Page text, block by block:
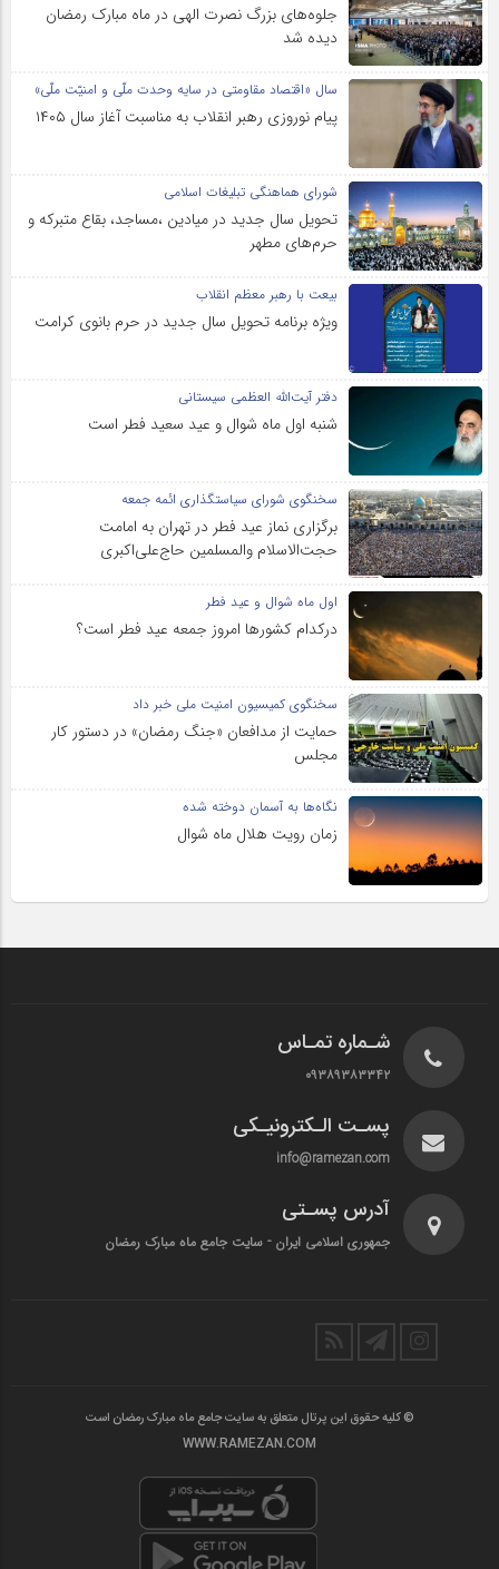
جلوه‌های بزرگ نصرت الهی در ماه مبارک رمضان
دیده شد
سال «اقتصاد مقاومتی در سایه وحدت ملّی و امنیّت ملّی»
پیام نوروزی رهبر انقلاب به مناسبت آغاز سال ۱۴۰۵
شورای هماهنگی تبلیغات اسلامی
تحویل سال‌ جدید در میادین ،مساجد، بقاع متبرکه‌ و
حرم‌های‌ مطهر
بیعت با رهبر معظم انقلاب
ویژه برنامه تحویل سال جدید در حرم بانوی کرامت
دفتر آیت‌الله العظمی سیستانی
شنبه اول ماه شوال و عید سعید فطر است
سخنگوی شورای سیاستگذاری ائمه جمعه
برگزاری نماز عید فطر در تهران به امامت
حجت‌الاسلام والمسلمین حاج‌علی‌اکبری
اول ماه شوال و عید فطر
درکدام کشورها امروز جمعه عید فطر است؟
سخنگوی کمیسیون امنیت ملی خبر داد
حمایت از مدافعان «جنگ رمضان» در دستور کار
مجلس
نگاه‌ها به آسمان دوخته شده
زمان رویت هلال ماه شوال
شـماره تمـاس
۰۹۳۸۹۳۸۳۳۴۲
پسـت الـکترونیـکی
info@ramezan.com
آدرس پسـتی
جمهوری اسلامی ایران - سایت جامع ماه مبارک رمضان
© کلیه حقوق این پرتال متعلق به سایت جامع ماه مبارک رمضان است
WWW.RAMEZAN.COM